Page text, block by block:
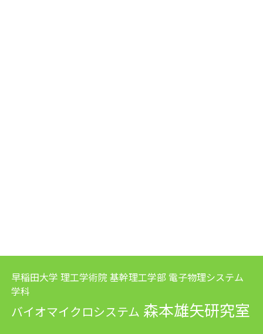
早稲田大学 理工学術院 基幹理工学部 電子物理システム
学科
バイオマイクロシステム 森本雄矢研究室